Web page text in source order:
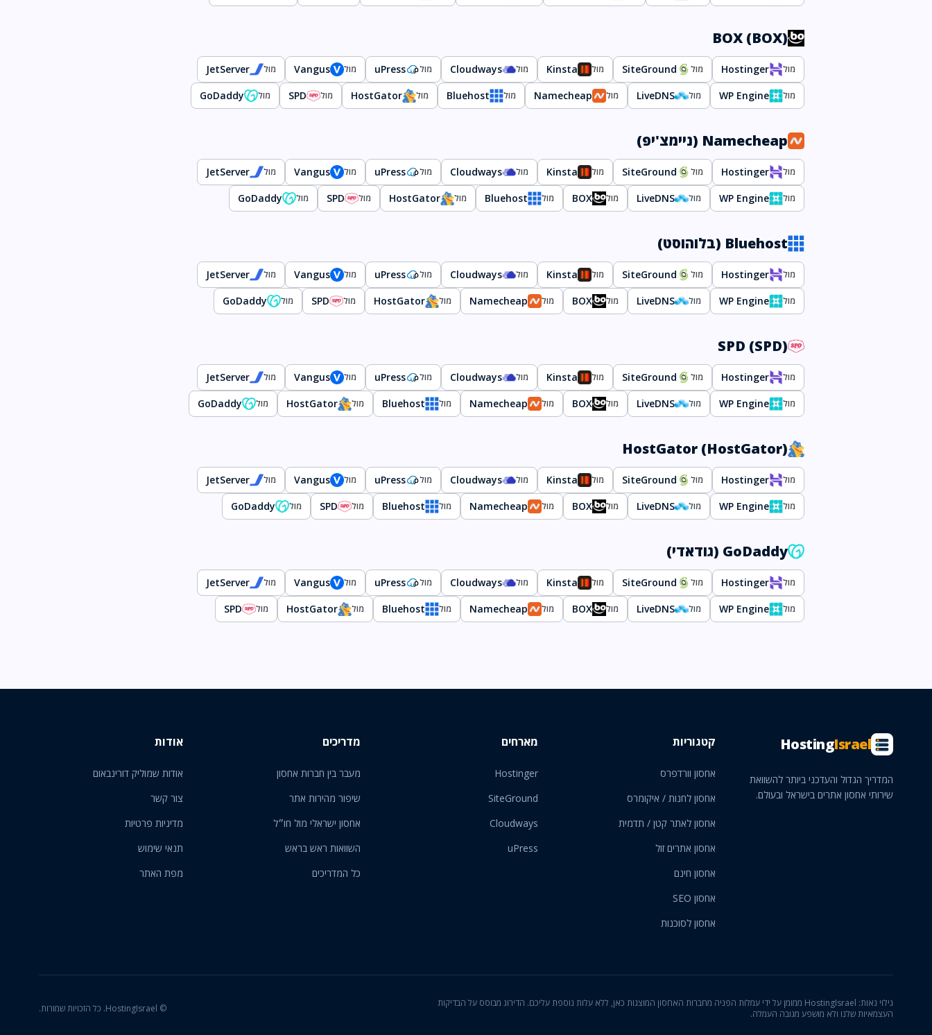
BOX (BOX)
מול Hostinger מול SiteGround מול Kinsta מול Cloudways מול uPress מול Vangus מול JetServer
מול WP Engine מול LiveDNS מול Namecheap מול Bluehost מול HostGator מול SPD מול GoDaddy
Namecheap (ניימצ'יפ)
מול Hostinger מול SiteGround מול Kinsta מול Cloudways מול uPress מול Vangus מול JetServer
מול WP Engine מול LiveDNS מול BOX מול Bluehost מול HostGator מול SPD מול GoDaddy
Bluehost (בלוהוסט)
מול Hostinger מול SiteGround מול Kinsta מול Cloudways מול uPress מול Vangus מול JetServer
מול WP Engine מול LiveDNS מול BOX מול Namecheap מול HostGator מול SPD מול GoDaddy
SPD (SPD)
מול Hostinger מול SiteGround מול Kinsta מול Cloudways מול uPress מול Vangus מול JetServer
מול WP Engine מול LiveDNS מול BOX מול Namecheap מול Bluehost מול HostGator מול GoDaddy
HostGator (HostGator)
מול Hostinger מול SiteGround מול Kinsta מול Cloudways מול uPress מול Vangus מול JetServer
מול WP Engine מול LiveDNS מול BOX מול Namecheap מול Bluehost מול SPD מול GoDaddy
GoDaddy (גודאדי)
מול Hostinger מול SiteGround מול Kinsta מול Cloudways מול uPress מול Vangus מול JetServer
מול WP Engine מול LiveDNS מול BOX מול Namecheap מול Bluehost מול HostGator מול SPD
HostingIsrael
המדריך הגדול והעדכני ביותר להשוואת
שירותי אחסון אתרים בישראל ובעולם.
קטגוריות
אחסון וורדפרס
אחסון לחנות / איקומרס
אחסון לאתר קטן / תדמית
אחסון אתרים זול
אחסון חינם
אחסון SEO
אחסון לסוכנות
מארחים
Hostinger
SiteGround
Cloudways
uPress
מדריכים
מעבר בין חברות אחסון
שיפור מהירות אתר
אחסון ישראלי מול חו״ל
השוואות ראש בראש
כל המדריכים
אודות
אודות שמוליק דורינבאום
צור קשר
מדיניות פרטיות
תנאי שימוש
מפת האתר
גילוי נאות: HostingIsrael ממומן על ידי עמלות הפניה מחברות האחסון המוצגות כאן, ללא עלות נוספת עליכם. הדירוג מבוסס על הבדיקות
העצמאיות שלנו ולא מושפע מגובה העמלה.
© HostingIsrael. כל הזכויות שמורות.